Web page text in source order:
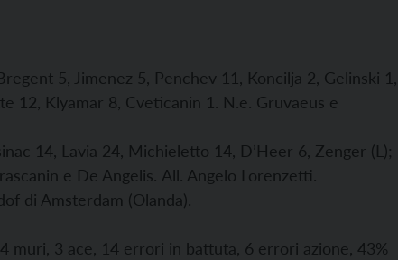
5, Jimenez 5, Penchev 11, Koncilja 2, Gelinski 1,
12, Klyamar 8, Cveticanin 1. N.e. Gruvaeus e
14, Lavia 24, Michieletto 14, D’Heer 6, Zenger (L);
e De Angelis. All. Angelo Lorenzetti.
di Amsterdam (Olanda).
muri, 3 ace, 14 errori in battuta, 6 errori azione, 43%